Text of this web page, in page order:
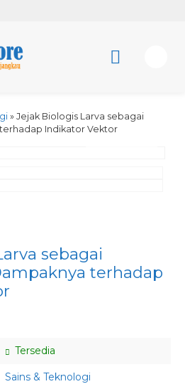
» Jejak Biologis Larva sebagai
Indikator Vektor
sebagai
terhadap
Tersedia
Sains & Teknologi